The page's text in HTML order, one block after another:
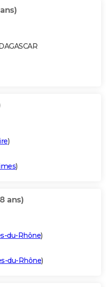
)
)
ans)
du-Rhône)
du-Rhône)